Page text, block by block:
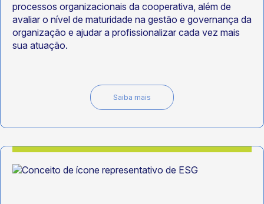
processos organizacionais da cooperativa, além de
avaliar o nível de maturidade na gestão e governança da
organização e ajudar a profissionalizar cada vez mais
sua atuação.
Saiba mais